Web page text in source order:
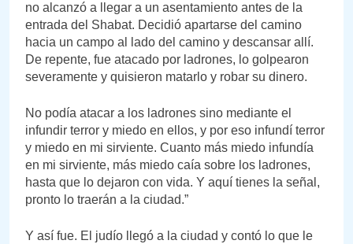
no alcanzó a llegar a un asentamiento antes de la
entrada del Shabat. Decidió apartarse del camino
hacia un campo al lado del camino y descansar allí.
De repente, fue atacado por ladrones, lo golpearon
severamente y quisieron matarlo y robar su dinero.
No podía atacar a los ladrones sino mediante el
infundir terror y miedo en ellos, y por eso infundí terror
y miedo en mi sirviente. Cuanto más miedo infundía
en mi sirviente, más miedo caía sobre los ladrones,
hasta que lo dejaron con vida. Y aquí tienes la señal,
pronto lo traerán a la ciudad.”
Y así fue. El judío llegó a la ciudad y contó lo que le